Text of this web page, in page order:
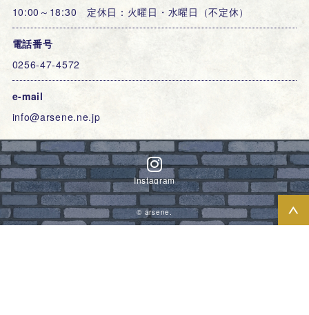
10:00～18:30 定休日：火曜日・水曜日（不定休）
電話番号
0256-47-4572
e-mail
info@arsene.ne.jp
Instagram
© arsene.